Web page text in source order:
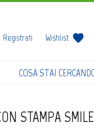
Registrati Wishlist
STAMPA SMILE